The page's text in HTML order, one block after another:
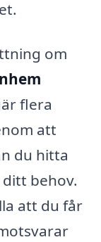
om
flera
att
du hitta
behov.
att du får